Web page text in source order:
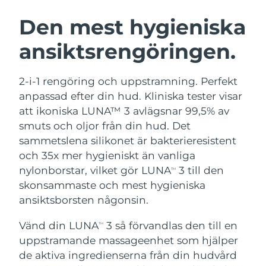
Den mest hygieniska
ansiktsrengöringen.
2-i-1 rengöring och uppstramning. Perfekt
anpassad efter din hud. Kliniska tester visar
att ikoniska LUNA™ 3 avlägsnar 99,5% av
smuts och oljor från din hud. Det
sammetslena silikonet är bakterieresistent
och 35x mer hygieniskt än vanliga
nylonborstar, vilket gör LUNATM
3 till den
skonsammaste och mest hygieniska
ansiktsborsten någonsin.
Vänd din LUNATM
3 så förvandlas den till en
uppstramande massageenhet som hjälper
de aktiva ingredienserna från din hudvård
LUNA™ 4-paket
Anti-aging massage
LUNA™ 4 Plus
Massage, LED heating
For men, anti-aging massage
BEAR™ 2-paket
Microcurrent toning
BEAR™ 2 go
Microcurrent toning on-the-go
Microcurrent line smoothing device
Återfuktning
UFO™ 3-paket
Deep facial hydration
UFO™ 3 LED
Near-infrared and red light therapy
device
Munvård
issa™ 4
Hybrid silicone sonic toothbrush
issa™ 4 plus
Smart hybrid silicone sonic toothbrush
FAQ™ ANTI-AGING-BEHANDLING
Anti-aging LED-behandlingar
NEW
Australien Förväntad leverans 12/08/2026
Österrike
Förväntad leverans
09/08/2026
Bahrain Förväntad leverans10/08/2026
Belgien
Förväntad leverans
Bermuda
Bosnien och
Hercegovina
Förväntad leverans12/08/2026
Bulgarien
Förväntad leverans
09/08/2026